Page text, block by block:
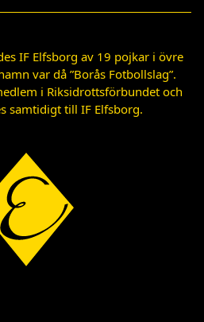
IF Elfsborg av 19 pojkar i övre
var då ”Borås Fotbollslag”.
i Riksidrottsförbundet och
samtidigt till IF Elfsborg.